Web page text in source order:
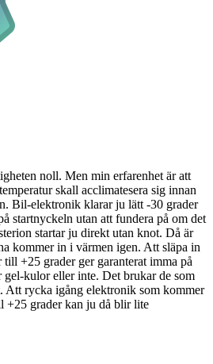
noll. Men min erfarenhet är att
skall acclimatesera sig innan
Bil-elektronik klarar ju lätt -30 grader
startnyckeln utan att fundera på om det
startar ju direkt utan knot. Då är
kommer in i värmen igen. Att släpa in
+25 grader ger garanterat imma på
gel-kulor eller inte. Det brukar de som
Att rycka igång elektronik som kommer
grader kan ju då blir lite